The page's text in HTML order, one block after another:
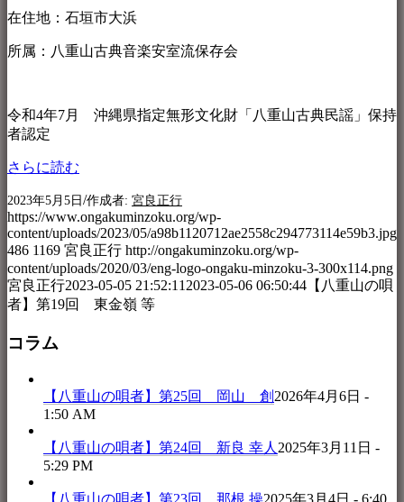
在住地：石垣市大浜
所属：八重山古典音楽安室流保存会
令和4年7月 沖縄県指定無形文化財「八重山古典民謡」保持
者認定
さらに読む
2023年5月5日 /作成者: 宮良正行
https://www.ongakuminzoku.org/wp-
content/uploads/2023/05/a98b1120712ae2558c294773114e59b3.jpg
486 1169 宮良正行 http://ongakuminzoku.org/wp-
content/uploads/2020/03/eng-logo-ongaku-minzoku-3-300x114.png
宮良正行2023-05-05 21:52:11 2023-05-06 06:50:44 【八重山の唄
者】第19回 東金嶺 等
コラム
【八重山の唄者】第25回 岡山 創2026年4月6日 -
1:50 AM
【八重山の唄者】第24回 新良 幸人2025年3月11日 -
5:29 PM